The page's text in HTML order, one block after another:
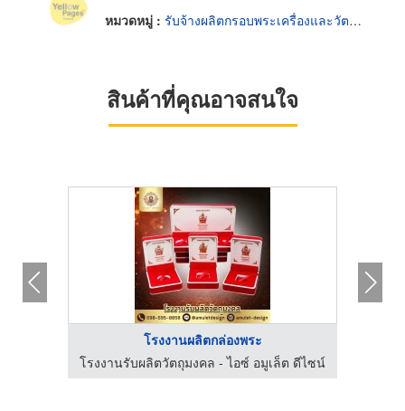
หมวดหมู่ : รับจ้างผลิตกรอบพระเครื่องและวัตถุมงคล
สินค้าที่คุณอาจสนใจ
โรงงานผลิตกล่องพระ
โรงงานรับผลิตวัตถุมงคล - ไอซ์ อมูเล็ต ดีไซน์